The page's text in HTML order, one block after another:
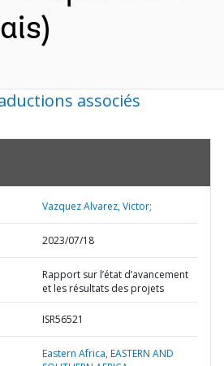
associés
Vazquez Alvarez, Victor;
2023/07/18
Rapport sur l’état d’avancement
et les résultats des projets
ISR56521
Eastern Africa,EASTERN AND